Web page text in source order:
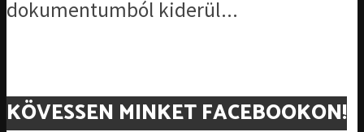
dokumentumból kiderül...
KÖVESSEN MINKET FACEBOOKON!